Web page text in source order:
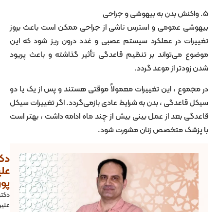
عمومی و استرس ناشی از جراحی ممکن است باعث بروز
در عملکرد سیستم عصبی و غدد درون ‌ریز شود که این
بر تنظیم قاعدگی تأثیر گذاشته و باعث پریود
از موعد گردد.
، این تغییرات معمولاً موقتی هستند و پس از یک یا دو
، بدن به شرایط عادی بازمی‌گردد. اگر تغییرات سیکل
بعد از عمل بینی بیش از چند ماه ادامه داشت ، بهتر است
متخصص زنان مشورت شود.
دکتر
علیرضا
پورصیرفی
دکتر
علیرضا